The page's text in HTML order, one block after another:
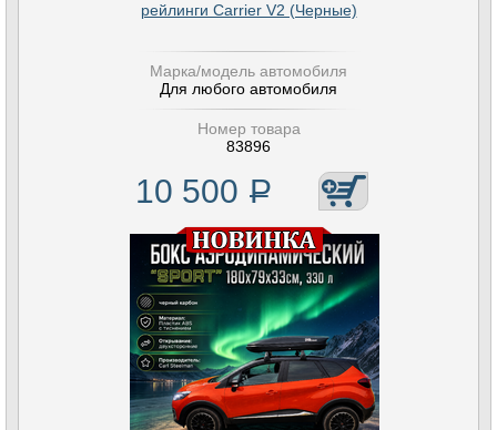
рейлинги Carrier V2 (Черные)
Марка/модель автомобиля
Для любого автомобиля
Номер товара
83896
10 500 Р